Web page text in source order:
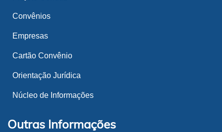
Convênios
Empresas
Cartão Convênio
Orientação Jurídica
Núcleo de Informações
Outras Informações